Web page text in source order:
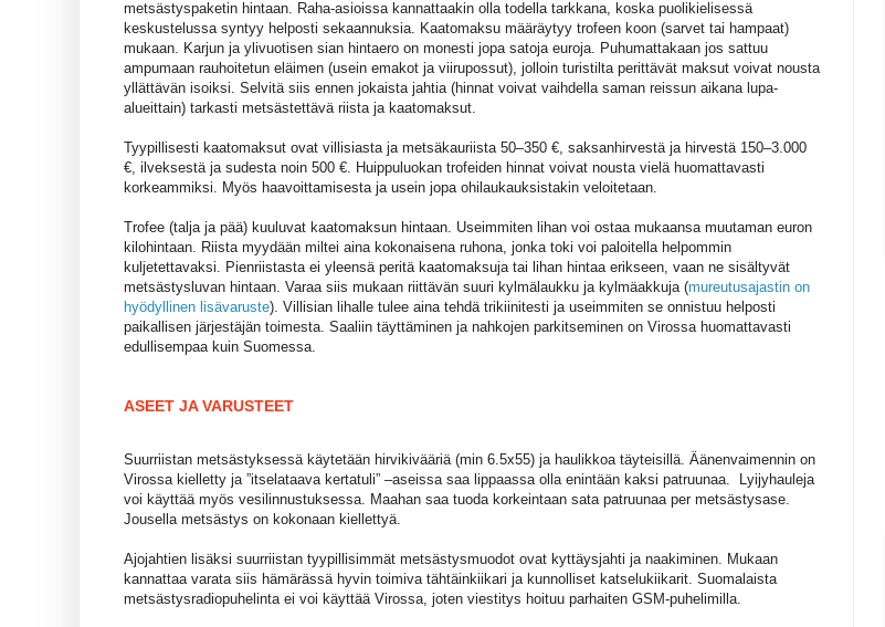
metsästyspaketin hintaan. Raha-asioissa kannattaakin olla todella tarkkana, koska puolikielisessä
keskustelussa syntyy helposti sekaannuksia. Kaatomaksu määräytyy trofeen koon (sarvet tai hampaat)
mukaan. Karjun ja ylivuotisen sian hintaero on monesti jopa satoja euroja. Puhumattakaan jos sattuu
ampumaan rauhoitetun eläimen (usein emakot ja viirupossut), jolloin turistilta perittävät maksut voivat nousta
yllättävän isoiksi. Selvitä siis ennen jokaista jahtia (hinnat voivat vaihdella saman reissun aikana lupa-
alueittain) tarkasti metsästettävä riista ja kaatomaksut.
Tyypillisesti kaatomaksut ovat villisiasta ja metsäkauriista 50–350 €, saksanhirvestä ja hirvestä 150–3.000
€, ilveksestä ja sudesta noin 500 €. Huippuluokan trofeiden hinnat voivat nousta vielä huomattavasti
korkeammiksi. Myös haavoittamisesta ja usein jopa ohilaukauksistakin veloitetaan.
Trofee (talja ja pää) kuuluvat kaatomaksun hintaan. Useimmiten lihan voi ostaa mukaansa muutaman euron
kilohintaan. Riista myydään miltei aina kokonaisena ruhona, jonka toki voi paloitella helpommin
kuljetettavaksi. Pienriistasta ei yleensä peritä kaatomaksuja tai lihan hintaa erikseen, vaan ne sisältyvät
metsästysluvan hintaan. Varaa siis mukaan riittävän suuri kylmälaukku ja kylmäakkuja (mureutusajastin on
hyödyllinen lisävaruste). Villisian lihalle tulee aina tehdä trikiinitesti ja useimmiten se onnistuu helposti
paikallisen järjestäjän toimesta. Saaliin täyttäminen ja nahkojen parkitseminen on Virossa huomattavasti
edullisempaa kuin Suomessa.
ASEET JA VARUSTEET
Suurriistan metsästyksessä käytetään hirvikivääriä (min 6.5x55) ja haulikkoa täyteisillä. Äänenvaimennin on
Virossa kielletty ja ”itselataava kertatuli” –aseissa saa lippaassa olla enintään kaksi patruunaa. Lyijyhauleja
voi käyttää myös vesilinnustuksessa. Maahan saa tuoda korkeintaan sata patruunaa per metsästysase.
Jousella metsästys on kokonaan kiellettyä.
Ajojahtien lisäksi suurriistan tyypillisimmät metsästysmuodot ovat kyttäysjahti ja naakiminen. Mukaan
kannattaa varata siis hämärässä hyvin toimiva tähtäinkiikari ja kunnolliset katselukiikarit. Suomalaista
metsästysradiopuhelinta ei voi käyttää Virossa, joten viestitys hoituu parhaiten GSM-puhelimilla.